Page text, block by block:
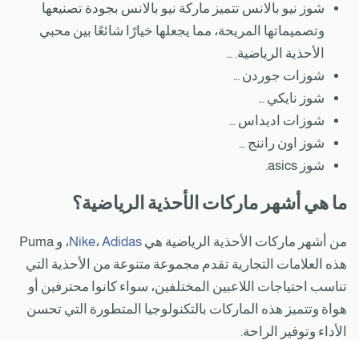
شوز نيو بالانس تتميز ماركة نيو بالانس بجودة تصنيعها
وتصميماتها المريحة، مما يجعلها خيارًا شائعًا بين محبي
الأحذية الرياضية. …
شوزات جوردن …
شوز نايكي …
شوزات اديداس …
شوز اون راننج …
شوز asics.
ما هي أشهر ماركات الأحذية الرياضية؟
من أشهر ماركات الأحذية الرياضية هي Nike، Adidas
، و Puma
هذه العلامات التجارية تقدم مجموعة متنوعة من الأحذية التي
تناسب احتياجات اللاعبين المختلفين، سواء كانوا محترفين أو
هواة وتتميز هذه الماركات بالتكنولوجيا المتطورة التي تحسن
الأداء وتوفير الراحة.